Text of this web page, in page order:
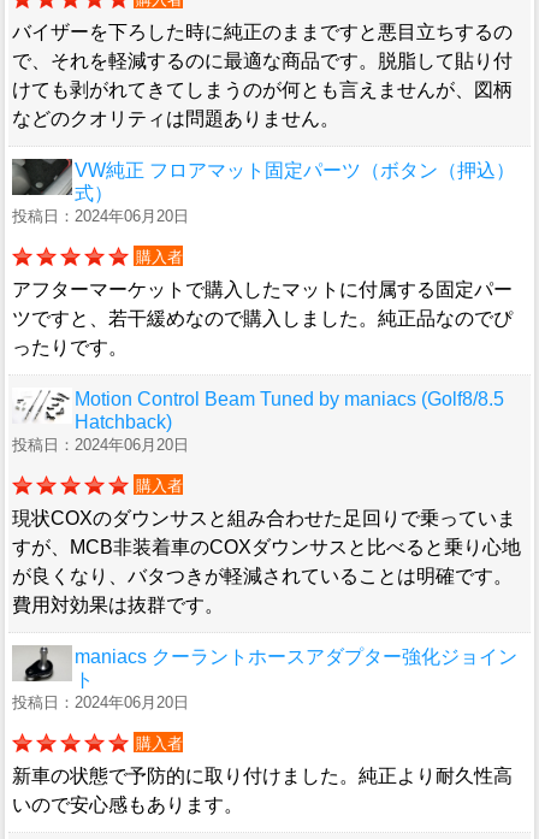
バイザーを下ろした時に純正のままですと悪目立ちするの
で、それを軽減するのに最適な商品です。脱脂して貼り付
けても剥がれてきてしまうのが何とも言えませんが、図柄
などのクオリティは問題ありません。
VW純正 フロアマット固定パーツ（ボタン（押込）
式）
投稿日：2024年06月20日
購入者
アフターマーケットで購入したマットに付属する固定パー
ツですと、若干緩めなので購入しました。純正品なのでぴ
ったりです。
Motion Control Beam Tuned by maniacs (Golf8/8.5
Hatchback)
投稿日：2024年06月20日
購入者
現状COXのダウンサスと組み合わせた足回りで乗っていま
すが、MCB非装着車のCOXダウンサスと比べると乗り心地
が良くなり、バタつきが軽減されていることは明確です。
費用対効果は抜群です。
maniacs クーラントホースアダプター強化ジョイン
ト
投稿日：2024年06月20日
購入者
新車の状態で予防的に取り付けました。純正より耐久性高
いので安心感もあります。